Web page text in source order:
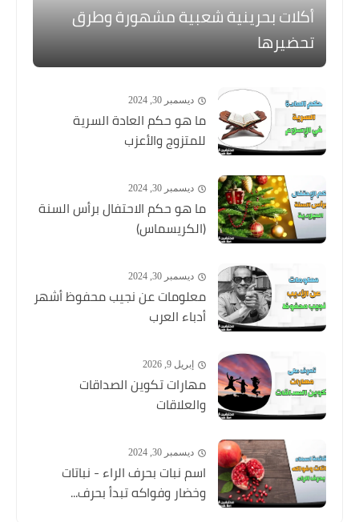
أكلات بحرينية شعبية مشهورة وطرق
تحضيرها
ديسمبر 30, 2024
ما هو حكم العادة السرية
للمتزوج والأعزب
ديسمبر 30, 2024
ما هو حكم الاحتفال برأس السنة
(الكريسماس)
ديسمبر 30, 2024
معلومات عن نجيب محفوظ أشهر
أدباء العرب
إبريل 9, 2026
مهارات تكوين الصداقات
والعلاقات
ديسمبر 30, 2024
اسم نبات بحرف الراء - نباتات
وخضار وفواكه تبدأ بحرف...